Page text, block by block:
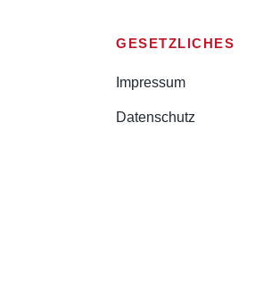
GESETZLICHES
Impressum
Datenschutz